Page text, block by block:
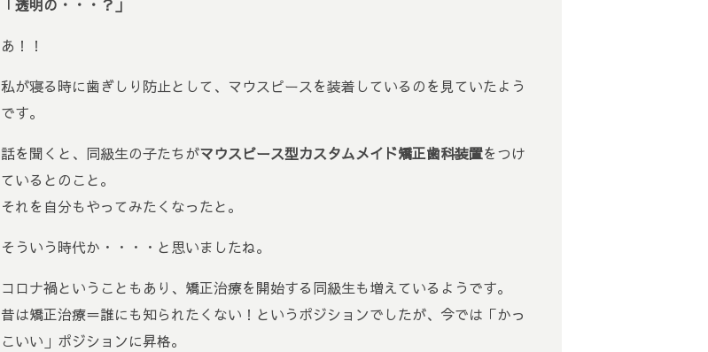
「透明の・・・？」
あ！！
私が寝る時に歯ぎしり防止として、マウスピースを装着しているのを見ていたよう
です。
話を聞くと、同級生の子たちがマウスピース型カスタムメイド矯正歯科装置をつけ
ているとのこと。
それを自分もやってみたくなったと。
そういう時代か・・・・と思いましたね。
コロナ禍ということもあり、矯正治療を開始する同級生も増えているようです。
昔は矯正治療＝誰にも知られたくない！というポジションでしたが、今では「かっ
こいい」ポジションに昇格。